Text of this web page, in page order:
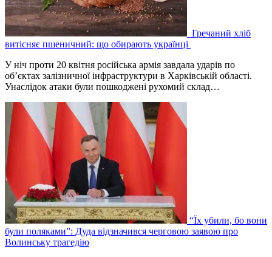
Гречаний хліб
витісняє пшеничний: що обирають українці
У ніч проти 20 квітня російська армія завдала ударів по
об’єктах залізничної інфраструктури в Харківській області.
Унаслідок атаки були пошкоджені рухомий склад…
“Їх убили, бо вони
були поляками”: Дуда відзначився черговою заявою про
Волинську трагедію